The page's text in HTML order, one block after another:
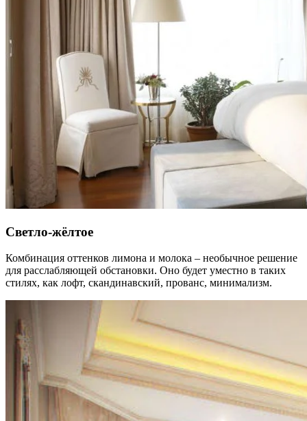
Светло-жёлтое
Комбинация оттенков лимона и молока – необычное решение
для расслабляющей обстановки. Оно будет уместно в таких
стилях, как лофт, скандинавский, прованс, минимализм.